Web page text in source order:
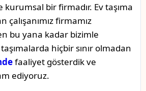
bir firmadır. Ev taşıma
çalışanımız firmamız
bu yana kadar bizimle
hiçbir sınır olmadan
faaliyet gösterdik ve
ediyoruz.